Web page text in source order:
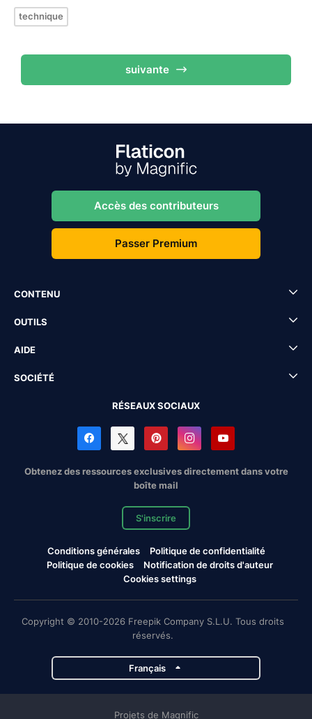
technique
suivante
Accès des contributeurs
Passer Premium
CONTENU
OUTILS
AIDE
SOCIÉTÉ
RÉSEAUX SOCIAUX
Obtenez des ressources exclusives directement dans votre
boîte mail
S'inscrire
Conditions générales
Politique de confidentialité
Politique de cookies
Notification de droits d'auteur
Cookies settings
Copyright © 2010-2026 Freepik Company S.L.U. Tous droits
réservés.
Français
Projets de Magnific